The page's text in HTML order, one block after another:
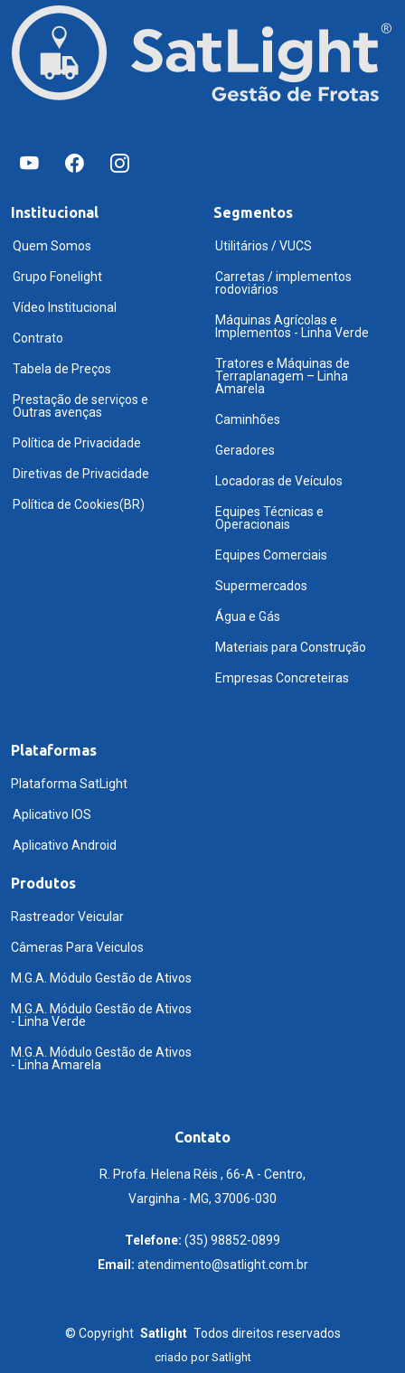
Institucional
Quem Somos
Grupo Fonelight
Vídeo Institucional
Contrato
Tabela de Preços
Prestação de serviços e
Outras avenças
Política de Privacidade
Diretivas de Privacidade
Política de Cookies(BR)
Segmentos
Utilitários / VUCS
Carretas / implementos
rodoviários
Máquinas Agrícolas e
Implementos - Linha Verde
Tratores e Máquinas de
Terraplanagem – Linha
Amarela
Caminhões
Geradores
Locadoras de Veículos
Equipes Técnicas e
Operacionais
Equipes Comerciais
Supermercados
Água e Gás
Materiais para Construção
Empresas Concreteiras
Plataformas
Plataforma SatLight
Aplicativo IOS
Aplicativo Android
Produtos
Rastreador Veicular
Câmeras Para Veiculos
M.G.A. Módulo Gestão de Ativos
M.G.A. Módulo Gestão de Ativos
- Linha Verde
M.G.A. Módulo Gestão de Ativos
- Linha Amarela
Contato
R. Profa. Helena Réis , 66-A - Centro,
Varginha - MG, 37006-030
Telefone: (35) 98852-0899
Email: atendimento@satlight.com.br
© Copyright Satlight Todos direitos reservados
criado porSatlight